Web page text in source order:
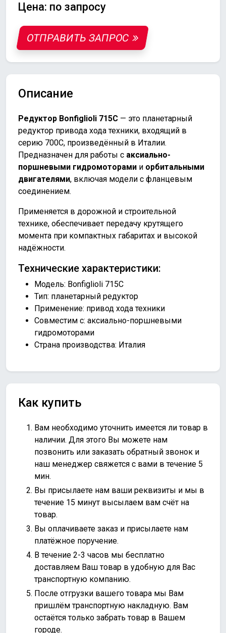
Цена: по запросу
ОТПРАВИТЬ ЗАПРОС
Описание
Редуктор Bonfiglioli 715C — это планетарный
редуктор привода хода техники, входящий в
серию 700C, произведённый в Италии.
Предназначен для работы с аксиально-
поршневыми гидромоторами и орбитальными
двигателями, включая модели с фланцевым
соединением.
Применяется в дорожной и строительной
технике, обеспечивает передачу крутящего
момента при компактных габаритах и высокой
надёжности.
Технические характеристики:
Модель: Bonfiglioli 715C
Тип: планетарный редуктор
Применение: привод хода техники
Совместим с: аксиально-поршневыми
гидромоторами
Страна производства: Италия
Как купить
Вам необходимо уточнить имеется ли товар в
наличии. Для этого Вы можете нам
позвонить или заказать обратный звонок и
наш менеджер свяжется с вами в течение 5
мин.
Вы присылаете нам ваши реквизиты и мы в
течение 15 минут высылаем вам счёт на
товар.
Вы оплачиваете заказ и присылаете нам
платёжное поручение.
В течение 2-3 часов мы бесплатно
доставляем Ваш товар в удобную для Вас
транспортную компанию.
После отгрузки вашего товара мы Вам
пришлём транспортную накладную. Вам
остаётся только забрать товар в Вашем
городе.